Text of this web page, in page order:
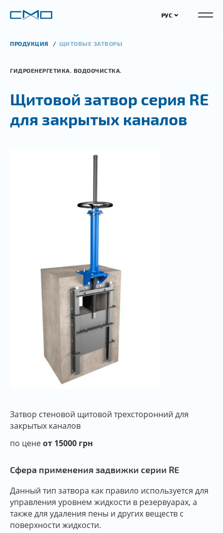
РУС
ПРОДУКЦИЯ ЩИТОВЫЕ ЗАТВОРЫ
ГИДРОЕНЕРГЕТИКА. ВОДООЧИСТКА.
Щитовой затвор серия RE
для закрытых каналов
Затвор стеновой щитовой трехсторонний для
закрытых каналов
по ценеот 15000 грн
Сфера применения задвижки серии RE
Данный тип затвора как правило используется для
управления уровнем жидкости в резервуарах, а
также для удаления пены и других веществ с
поверхности жидкости.